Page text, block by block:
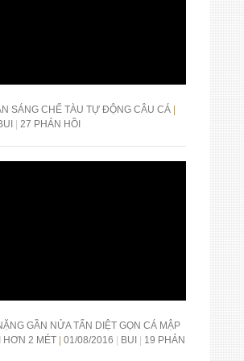
SÁNG CHẾ TÀU TỰ ĐỘNG CÂU CÁ
27 PHẢN HỒI
GẦN NỬA TẤN DIỆT GỌN CÁ MẬP
HƠN 2 MÉT
01/08/2016 BUI
19 PHẢN